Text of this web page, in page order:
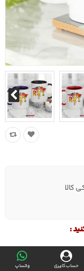
حساب کاربری واتساپ
کالا
: